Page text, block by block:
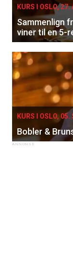
KURS I OSLO, 27.
Sammenlign
viner til en 5-
KURS I OSLO,
Bobler &